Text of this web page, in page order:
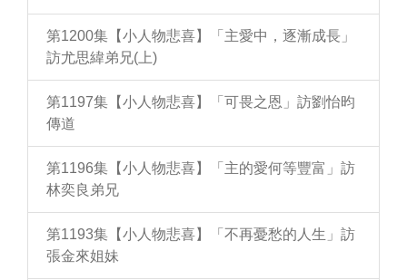
第1200集【小人物悲喜】「主愛中，逐漸成長」
訪尤思緯弟兄(上)
第1197集【小人物悲喜】「可畏之恩」訪劉怡昀
傳道
第1196集【小人物悲喜】「主的愛何等豐富」訪
林奕良弟兄
第1193集【小人物悲喜】「不再憂愁的人生」訪
張金來姐妹